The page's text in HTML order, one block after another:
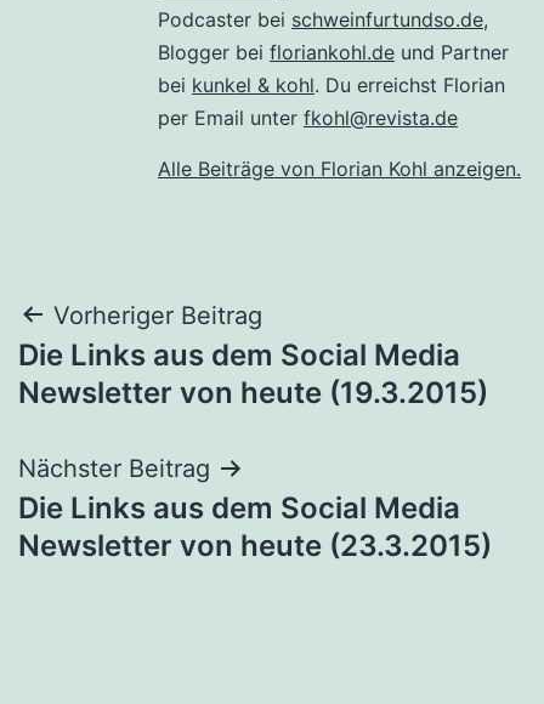
Podcaster bei schweinfurtundso.de,
Blogger bei floriankohl.de und Partner
bei kunkel & kohl. Du erreichst Florian
per Email unter fkohl@revista.de
Alle Beiträge von Florian Kohl anzeigen.
Beitragsnavigation
Vorheriger Beitrag
Die Links aus dem Social Media
Newsletter von heute (19.3.2015)
Nächster Beitrag
Die Links aus dem Social Media
Newsletter von heute (23.3.2015)